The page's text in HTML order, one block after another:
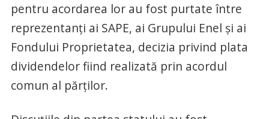
pentru acordarea lor au fost purtate între
reprezentanți ai SAPE, ai Grupului Enel și ai
Fondului Proprietatea, decizia privind plata
dividendelor fiind realizată prin acordul
comun al părților.